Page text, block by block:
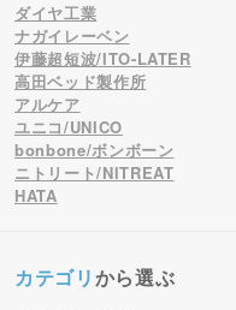
ダイヤ工業
ナガイレーベン
伊藤超短波/ITO-LATER
高田ベッド製作所
アルケア
ユニコ/UNICO
bonbone/ボンボーン
ニトリート/NITREAT
HATA
カテゴリから選ぶ